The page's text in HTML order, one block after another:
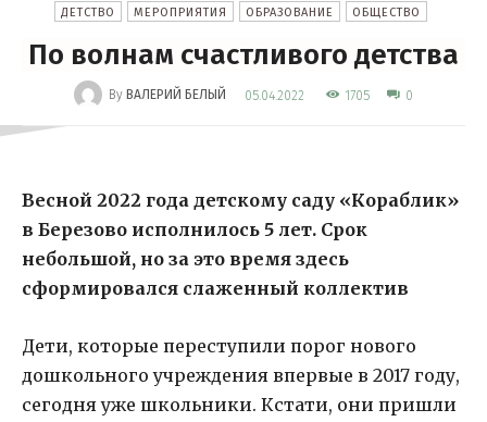
ДЕТСТВО МЕРОПРИЯТИЯ ОБРАЗОВАНИЕ ОБЩЕСТВО
По волнам счастливого детства
By ВАЛЕРИЙ БЕЛЫЙ 05.04.2022 1705 0
Весной 2022 года детскому саду «Кораблик»
в Березово исполнилось 5 лет. Срок
небольшой, но за это время здесь
сформировался слаженный коллектив
Дети, которые переступили порог нового
дошкольного учреждения впервые в 2017 году,
сегодня уже школьники. Кстати, они пришли